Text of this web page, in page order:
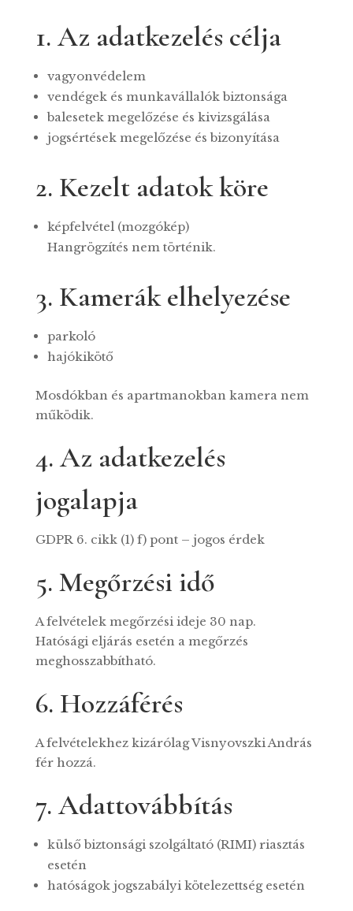
1. Az adatkezelés célja
vagyonvédelem
vendégek és munkavállalók biztonsága
balesetek megelőzése és kivizsgálása
jogsértések megelőzése és bizonyítása
2. Kezelt adatok köre
képfelvétel (mozgókép)
Hangrögzítés nem történik.
3. Kamerák elhelyezése
parkoló
hajókikötő
Mosdókban és apartmanokban kamera nem
működik.
4. Az adatkezelés
jogalapja
GDPR 6. cikk (1) f) pont – jogos érdek
5. Megőrzési idő
A felvételek megőrzési ideje 30 nap.
Hatósági eljárás esetén a megőrzés
meghosszabbítható.
6. Hozzáférés
A felvételekhez kizárólag Visnyovszki András
fér hozzá.
7. Adattovábbítás
külső biztonsági szolgáltató (RIMI) riasztás
esetén
hatóságok jogszabályi kötelezettség esetén